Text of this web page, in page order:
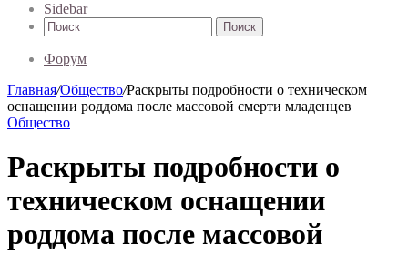
Sidebar
Поиск
Форум
Главная/Общество/Раскрыты подробности о техническом
оснащении роддома после массовой смерти младенцев
Общество
Раскрыты подробности о
техническом оснащении
роддома после массовой